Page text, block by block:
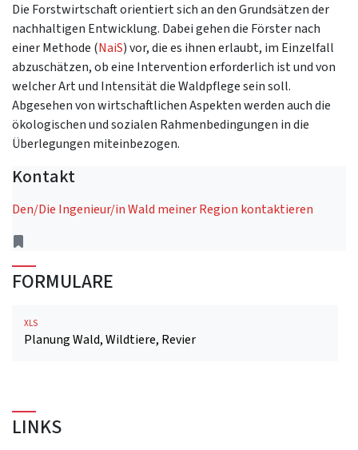
Die Forstwirtschaft orientiert sich an den Grundsätzen der
nachhaltigen Entwicklung. Dabei gehen die Förster nach
einer Methode (NaiS) vor, die es ihnen erlaubt, im Einzelfall
abzuschätzen, ob eine Intervention erforderlich ist und von
welcher Art und Intensität die Waldpflege sein soll.
Abgesehen von wirtschaftlichen Aspekten werden auch die
ökologischen und sozialen Rahmenbedingungen in die
Überlegungen miteinbezogen.
Kontakt
Den/Die Ingenieur/in Wald meiner Region kontaktieren
FORMULARE
XLS
Planung Wald, Wildtiere, Revier
LINKS